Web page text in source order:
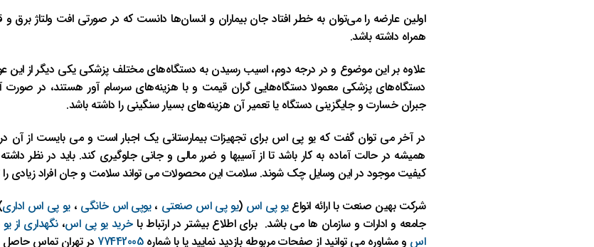
اولین عارضه را می‌توان به خطر افتاد جان بیماران و انسان‌ها دانست که در صورتی افت ولتاژ
همراه داشته باشد.
علاوه بر این موضوع و در درجه دوم، اسیب رسیدن به دستگاه‌های مختلف پزشکی یکی دیگر از این
دستگاه‌های پزشکی معمولا دستگاه‌هایی گران قیمت و با هزینه‌های سرسام آور هستند، در
جبران خسارت و جایگزینی دستگاه یا تعمیر آن هزینه‌های بسیار سنگینی را داشته باشد.
در آخر می توان گفت که یو پی اس برای تجهیزات بیمارستانی یک اجبار است و می بایست از آن در
همیشه در حالت آماده به کار باشد تا از آسیبها و ضرر مالی و جانی جلوگیری کند. باید در نظر
کیفیت موجود در این وسایل چک شوند. سلامت این محصولات می تواند سلامت و جان افراد زیادی
شرکت بهین صنعت با ارائه انواعیو پی اس (یو پی اس صنعتی ،یوپی اس خانگی ،یو پی اس اداری
جامعه و ادارات و سازمان ها می باشد. برای اطلاع بیشتر در ارتباط باخرید یو پی اس،نگهداری از
اس و مشاوره می توانید از صفحات مربوطه بازدید نمایید یا با شماره77442005 در تهران تماس حاصل